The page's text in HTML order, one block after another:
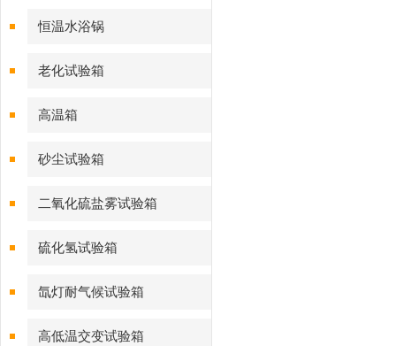
恒温水浴锅
老化试验箱
高温箱
砂尘试验箱
二氧化硫盐雾试验箱
硫化氢试验箱
氙灯耐气候试验箱
高低温交变试验箱